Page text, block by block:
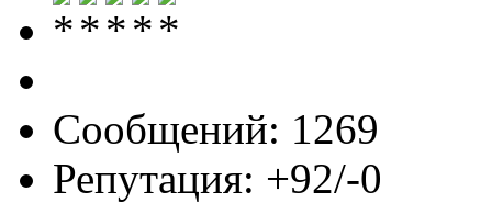
Сообщений: 1269
Репутация: +92/-0